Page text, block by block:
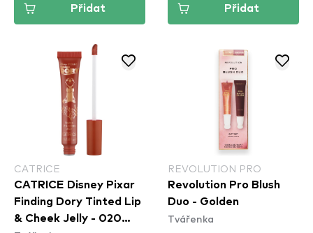
Přidat Přidat
CATRICE
CATRICE Disney Pixar
Finding Dory Tinted Lip
& Cheek Jelly - 020
REVOLUTION PRO
Revolution Pro Blush
Duo - Golden
Tvářenka